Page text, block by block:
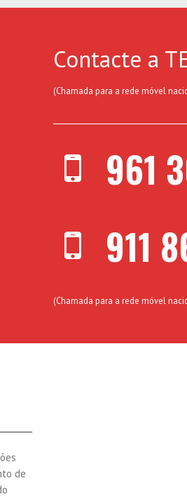
Contacte a
(Chamada para a rede móvel
961
911
(Chamada para a rede móvel
de